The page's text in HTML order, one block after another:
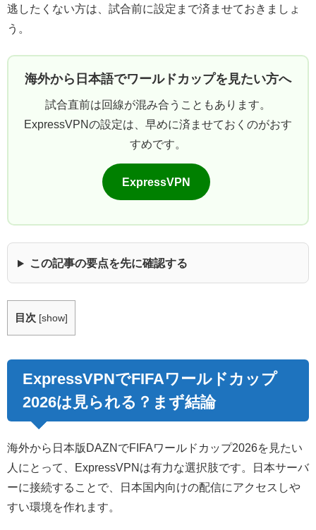
逃したくない方は、試合前に設定まで済ませておきましょ
う。
海外から日本語でワールドカップを見たい方へ
試合直前は回線が混み合うこともあります。
ExpressVPNの設定は、早めに済ませておくのがおす
すめです。
ExpressVPN
この記事の要点を先に確認する
目次 [show]
ExpressVPNでFIFAワールドカップ
2026は見られる？まず結論
海外から日本版DAZNでFIFAワールドカップ2026を見たい
人にとって、ExpressVPNは有力な選択肢です。日本サーバ
ーに接続することで、日本国内向けの配信にアクセスしや
すい環境を作れます。